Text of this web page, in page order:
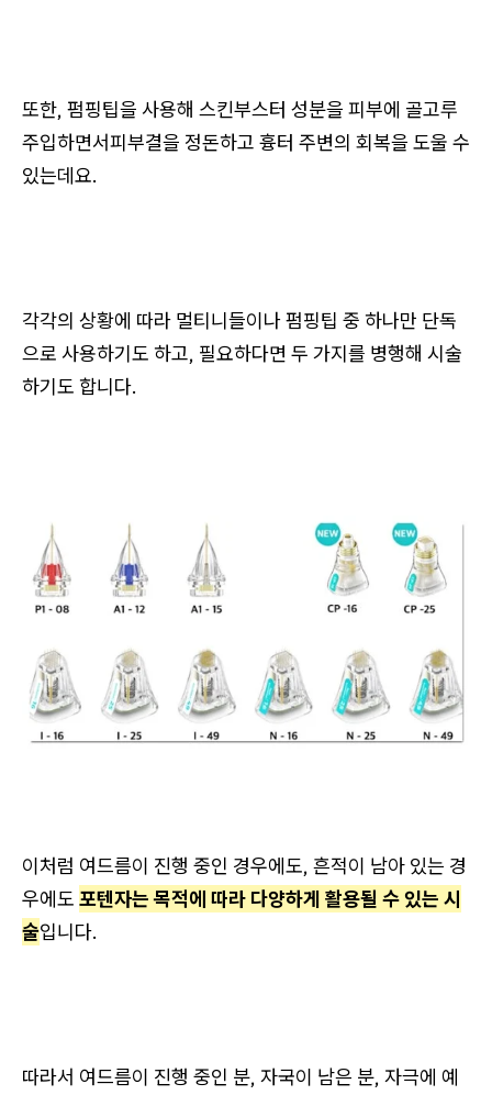
또한, 펌핑팁을 사용해 스킨부스터 성분을 피부에 골고루
주입하면서피부결을 정돈하고 흉터 주변의 회복을 도울 수
있는데요.
각각의 상황에 따라 멀티니들이나 펌핑팁 중 하나만 단독
으로 사용하기도 하고, 필요하다면 두 가지를 병행해 시술
하기도 합니다.
이처럼 여드름이 진행 중인 경우에도, 흔적이 남아 있는 경
우에도 포텐자는 목적에 따라 다양하게 활용될 수 있는 시
술입니다.
따라서 여드름이 진행 중인 분, 자국이 남은 분, 자극에 예